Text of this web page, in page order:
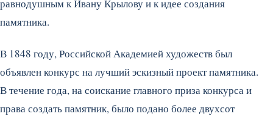
равнодушным к Ивану Крылову и к идее создания
памятника.
В 1848 году, Российской Академией художеств был
объявлен конкурс на лучший эскизный проект памятника.
В течение года, на соискание главного приза конкурса и
права создать памятник, было подано более двухсот